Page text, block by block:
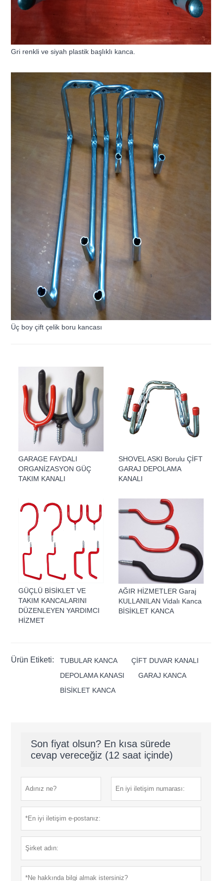
Gri renkli ve siyah plastik başlıklı kanca.
Üç boy çift çelik boru kancası
GARAGE FAYDALI
ORGANİZASYON GÜÇ
TAKIM KANALI
SHOVEL ASKI Borulu ÇİFT
GARAJ DEPOLAMA
KANALI
GÜÇLÜ BİSİKLET VE
TAKIM KANCALARINI
DÜZENLEYEN YARDIMCI
HİZMET
AĞIR HİZMETLER Garaj
KULLANILAN Vidalı Kanca
BİSİKLET KANCA
Ürün Etiketi: TUBULAR KANCA
ÇİFT DUVAR KANALI
DEPOLAMA KANASI
GARAJ KANCA
BİSİKLET KANCA
Son fiyat olsun? En kısa sürede
cevap vereceğiz (12 saat içinde)